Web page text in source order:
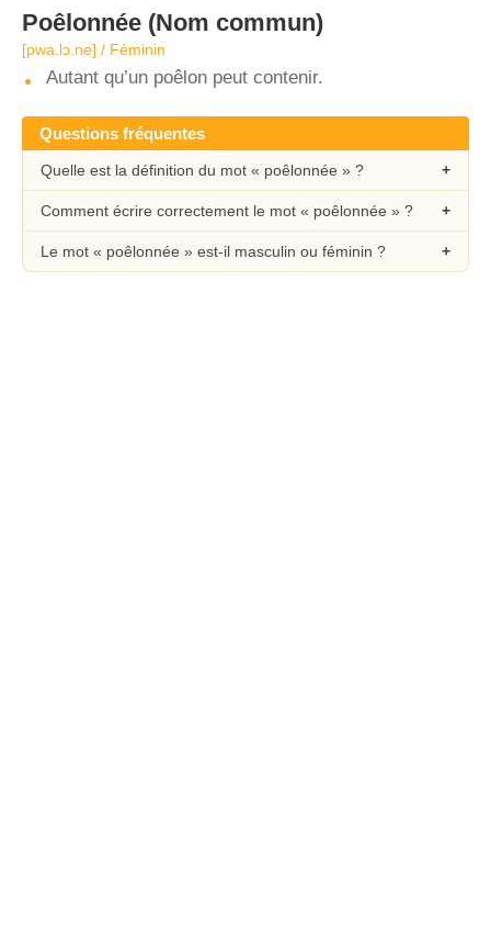
Poêlonnée (Nom commun)
[pwa.lɔ.ne] / Féminin
Autant qu’un poêlon peut contenir.
Questions fréquentes
Quelle est la définition du mot « poêlonnée » ?
Comment écrire correctement le mot « poêlonnée » ?
Le mot « poêlonnée » est-il masculin ou féminin ?